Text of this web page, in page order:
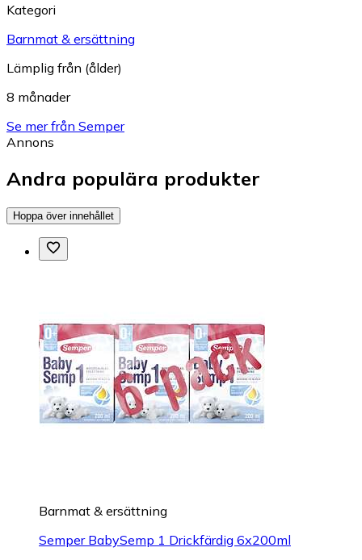
Kategori
Barnmat & ersättning
Lämplig från (ålder)
8 månader
Se mer från Semper
Annons
Andra populära produkter
Hoppa över innehållet
Barnmat & ersättning
Semper BabySemp 1 Drickfärdig 6x200ml